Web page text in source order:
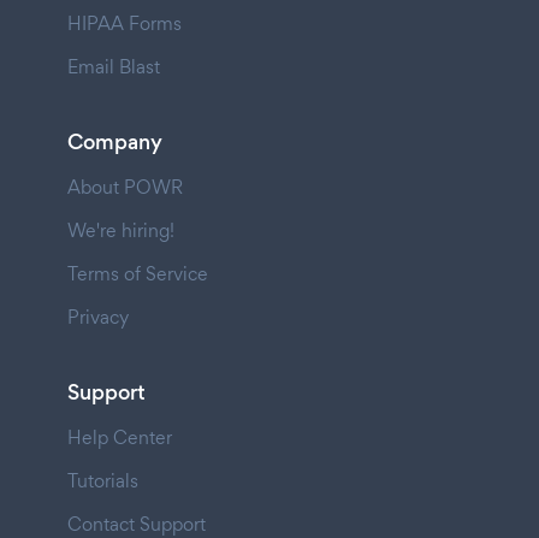
HIPAA Forms
Email Blast
Company
About POWR
We're hiring!
Terms of Service
Privacy
Support
Help Center
Tutorials
Contact Support